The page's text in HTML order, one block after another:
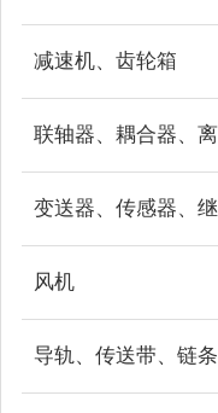
减速机、齿轮箱
风机
导轨、传送带、链条